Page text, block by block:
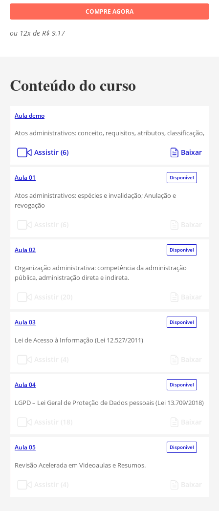
COMPRE AGORA
ou 12x de R$ 9,17
Conteúdo do curso
Aula demo
Atos administrativos: conceito, requisitos, atributos, classificação,
Assistir (6) Baixar
Aula 01 Disponível
Atos administrativos: espécies e invalidação; Anulação e
revogação
Aula 02 Disponível
Organização administrativa: competência da administração
pública, administração direta e indireta.
Aula 03 Disponível
Lei de Acesso à Informação (Lei 12.527/2011)
Aula 04 Disponível
LGPD – Lei Geral de Proteção de Dados pessoais (Lei 13.709/2018)
Aula 05 Disponível
Revisão Acelerada em Videoaulas e Resumos.